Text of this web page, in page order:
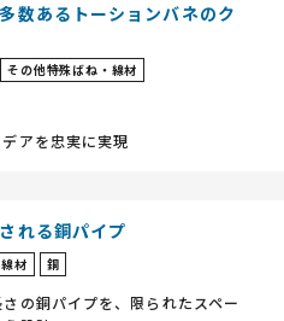
数あるトーションバネのク
その他特殊ばね・線材
アを忠実に実現
れる銅パイプ
材 銅
の銅パイプを、限られたスペー